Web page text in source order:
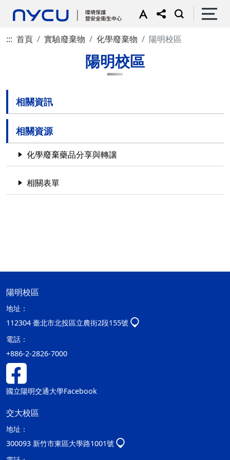
::: 首頁 實驗廢棄物 化學廢棄物 陽明校區
陽明校區
相關資訊
相關資源
化學廢棄藥品分享與轉讓
相關表單
陽明校區
地址：
112304 臺北市北投區立農街2段155號
電話：
+886-2-2826-7000
國立陽明交通大學Facebook
交大校區
地址：
300093 新竹市東區大學路1001號